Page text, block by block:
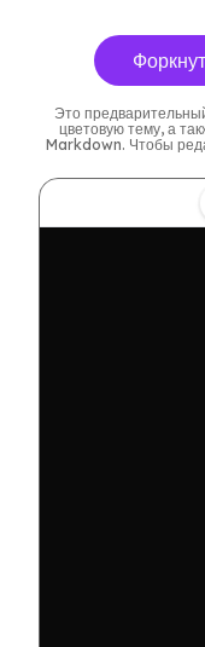
Это
цветовую тему, а
Markdown. Чтобы